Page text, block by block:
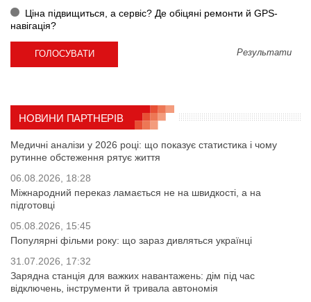
Ціна підвищиться, а сервіс? Де обіцяні ремонти й GPS-
навігація?
Результати
НОВИНИ ПАРТНЕРІВ
Медичні аналізи у 2026 році: що показує статистика і чому
рутинне обстеження рятує життя
06.08.2026, 18:28
Міжнародний переказ ламається не на швидкості, а на
підготовці
05.08.2026, 15:45
Популярні фільми року: що зараз дивляться українці
31.07.2026, 17:32
Зарядна станція для важких навантажень: дім під час
відключень, інструменти й тривала автономія